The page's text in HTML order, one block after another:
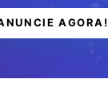
AGORA!